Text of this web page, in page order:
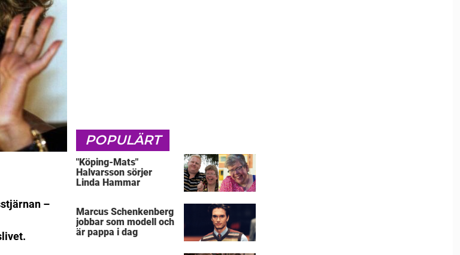
–
POPULÄRT
"Köping-Mats"
Halvarsson sörjer
Linda Hammar
Marcus Schenkenberg
jobbar som modell och
är pappa i dag